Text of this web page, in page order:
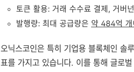
토큰 활용: 거래 수수료 결제, 거버
발행량: 최대 공급량은 약 484억 개
오닉스코인은 특히 기업용 블록체인 솔
표를 가지고 있습니다. 이를 통해 글로